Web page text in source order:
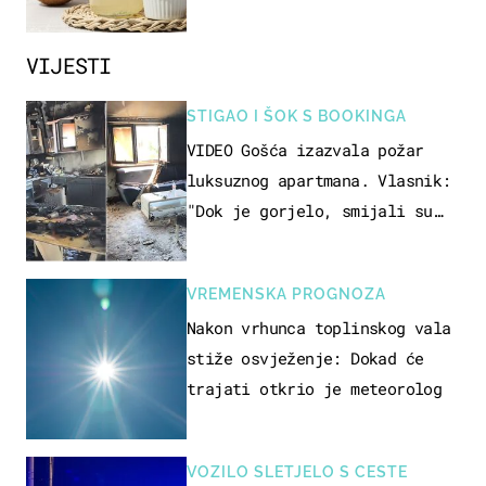
VIJESTI
STIGAO I ŠOK S BOOKINGA
VIDEO Gošća izazvala požar
luksuznog apartmana. Vlasnik:
"Dok je gorjelo, smijali su
VREMENSKA PROGNOZA
Nakon vrhunca toplinskog vala
stiže osvježenje: Dokad će
trajati otkrio je meteorolog
VOZILO SLETJELO S CESTE